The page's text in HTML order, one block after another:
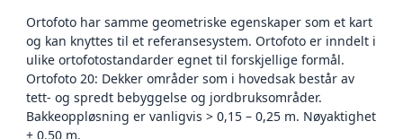
Ortofoto har samme geometriske egenskaper som et kart
og kan knyttes til et referansesystem. Ortofoto er inndelt i
ulike ortofotostandarder egnet til forskjellige formål.
Ortofoto 20: Dekker områder som i hovedsak består av
tett- og spredt bebyggelse og jordbruksområder.
Bakkeoppløsning er vanligvis > 0,15 – 0,25 m. Nøyaktighet
± 0.50 m.